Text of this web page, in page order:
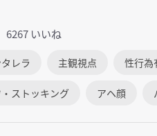
6267 いいね
レラ 主観視点 性行為
ストッキング アヘ顔